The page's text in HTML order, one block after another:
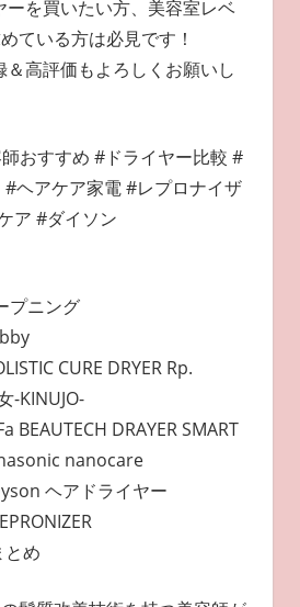
ーを買いたい方、美容室レベ
ている方は必見です！
＆高評価もよろしくお願いし
おすすめ #ドライヤー比較 #
ヘアケア家電 #レプロナイザ
ア #ダイソン
プニング
CURE DRYER Rp.
-KINUJO-
BEAUTECH DRAYER SMART
nanocare
ヘアドライヤー
め